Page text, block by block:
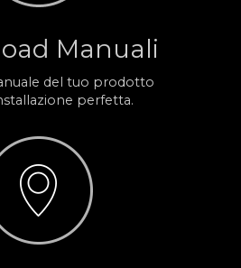
Manuali
del tuo prodotto
perfetta.